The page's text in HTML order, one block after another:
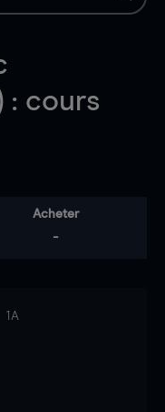
: cours
Acheter
-
1A